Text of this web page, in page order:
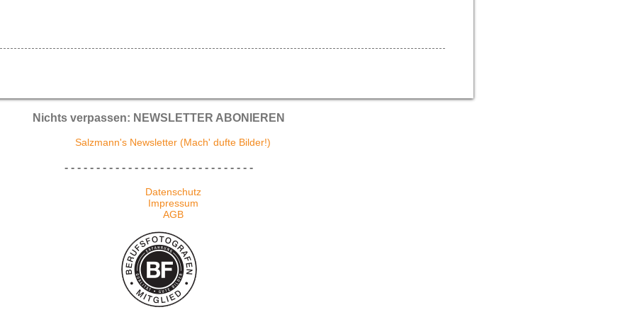
Nichts verpassen: NEWSLETTER ABONIEREN
Salzmann's Newsletter (Mach' dufte Bilder!)
- - - - - - - - - - - - - - - - - - - - - - - - - - - - - -
Datenschutz
Impressum
AGB